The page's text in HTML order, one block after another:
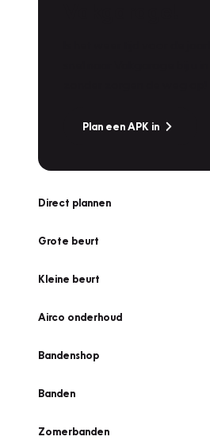
Plan een APK in
Direct plannen
Grote beurt
Kleine beurt
Airco onderhoud
Bandenshop
Banden
Zomerbanden